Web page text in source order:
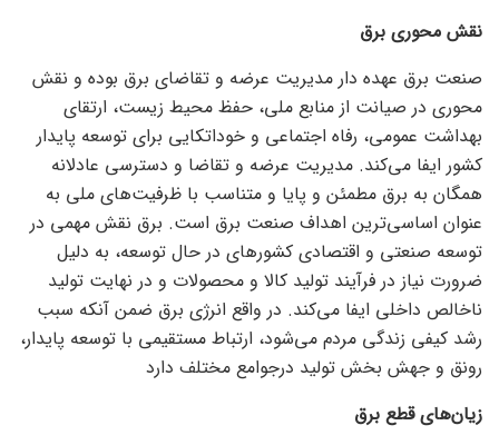
نقش محوری برق
صنعت برق عهده دار مدیریت عرضه و تقاضای برق بوده و نقش
محوری در صیانت از منابع ملی، حفظ محیط زیست، ارتقای
بهداشت عمومی، رفاه اجتماعی و خوداتکایی برای توسعه پایدار
کشور ایفا می‌کند. مدیریت عرضه و تقاضا و دسترسی عادلانه
همگان به برق مطمئن و پایا و متناسب با ظرفیت‌های ملی به
عنوان اساسی‌ترین اهداف صنعت برق است. برق نقش مهمی در
توسعه صنعتی و اقتصادی کشور‌های در حال توسعه، به دلیل
ضرورت نیاز در فرآیند تولید کالا و محصولات و در نهایت تولید
ناخالص داخلی ایفا می‌کند. در واقع انرژی برق ضمن آنکه سبب
رشد کیفی زندگی مردم می‌شود، ارتباط مستقیمی با توسعه پایدار،
رونق و جهش بخش تولید درجوامع مختلف دارد
زیان‌های قطع برق